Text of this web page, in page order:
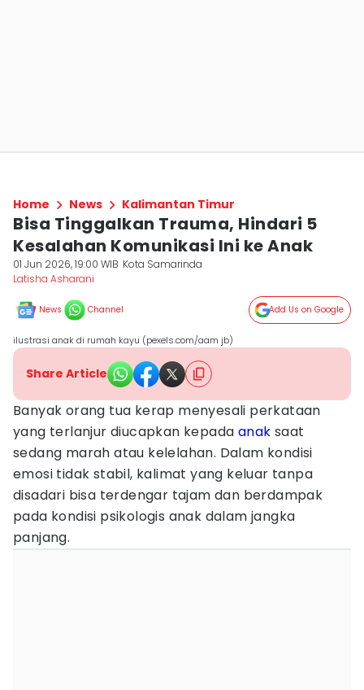
Home News Kalimantan Timur
Bisa Tinggalkan Trauma, Hindari 5
Kesalahan Komunikasi Ini ke Anak
01 Jun 2026, 19:00 WIB Kota Samarinda
Latisha Asharani
News Channel Add Us on Google
ilustrasi anak di rumah kayu (pexels.com/aam jb)
Share Article
Banyak orang tua kerap menyesali perkataan
yang terlanjur diucapkan kepada anak saat
sedang marah atau kelelahan. Dalam kondisi
emosi tidak stabil, kalimat yang keluar tanpa
disadari bisa terdengar tajam dan berdampak
pada kondisi psikologis anak dalam jangka
panjang.